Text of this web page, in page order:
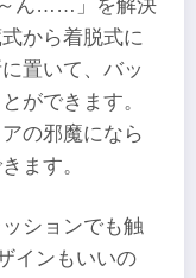
～ん……」を解決
から着脱式に
置いて、バッ
ができます。
の邪魔になら
ます。
ションでも触
インもいいの